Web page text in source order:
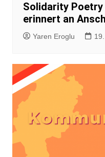
Solidarity Poetry
erinnert an
Yaren Eroglu